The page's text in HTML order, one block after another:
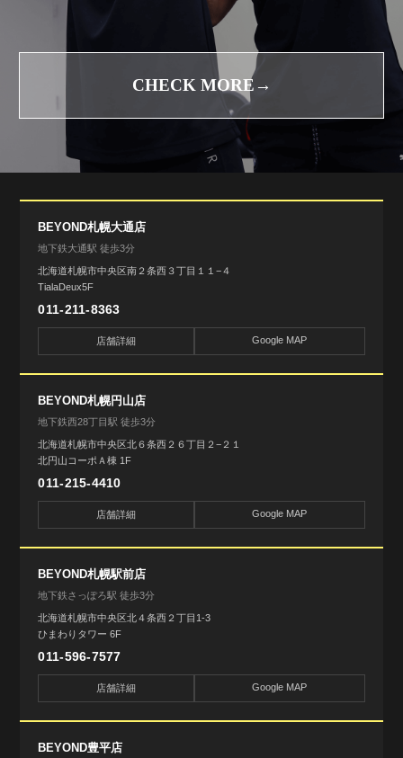
CHECK MORE→
BEYOND札幌大通店
地下鉄大通駅 徒歩3分
北海道札幌市中央区南２条西３丁目１１−４
TialaDeux5F
011-211-8363
店舗詳細 Google MAP
BEYOND札幌円山店
地下鉄西28丁目駅 徒歩3分
北海道札幌市中央区北６条西２６丁目２−２１
北円山コーポＡ棟 1F
011-215-4410
店舗詳細 Google MAP
BEYOND札幌駅前店
地下鉄さっぽろ駅 徒歩3分
北海道札幌市中央区北４条西２丁目1-3
ひまわりタワー 6F
011-596-7577
店舗詳細 Google MAP
BEYOND豊平店